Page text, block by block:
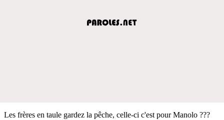
Les frères en taule gardez la pêche, celle-ci c'est pour Manolo ???